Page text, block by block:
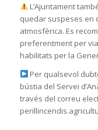
L’Ajuntament
quedar suspeses en
atmosfèrica. Es
preferentment per
habilitats per la
Per qualsevol
bústia del Servei
través del correu